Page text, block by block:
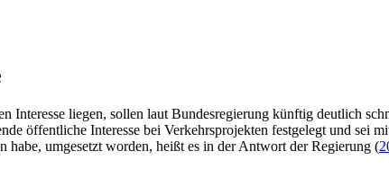
liegen, sollen laut Bundesregierung künftig deutlich
öffentliche Interesse bei Verkehrsprojekten festgelegt und sei
habe, umgesetzt worden, heißt es in der Antwort der Regierung (